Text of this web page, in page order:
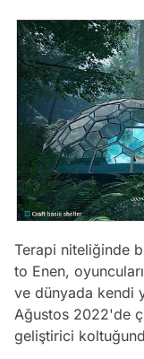
Terapi niteliğinde
to Enen,
ve dünyada kendi
Ağustos 2022'de
geliştirici